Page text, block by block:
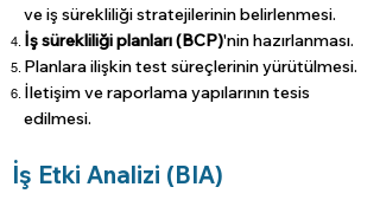
ve iş sürekliliği stratejilerinin belirlenmesi.
İş sürekliliği planları (BCP)'nin hazırlanması.
Planlara ilişkin test süreçlerinin yürütülmesi.
İletişim ve raporlama yapılarının tesis
edilmesi.
İş Etki Analizi (BIA)